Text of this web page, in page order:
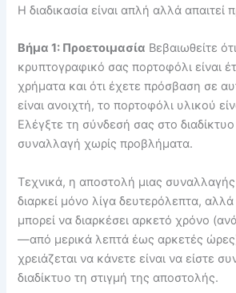
Η διαδικασία είναι απλή αλλά απαιτεί
Βήμα 1: Προετοιμασία Βεβαιωθείτε
κρυπτογραφικό σας πορτοφόλι είναι
χρήματα και ότι έχετε πρόσβαση σε
είναι ανοιχτή, το πορτοφόλι υλικού
Ελέγξτε τη σύνδεσή σας στο διαδίκτυο
συναλλαγή χωρίς προβλήματα.
Τεχνικά, η αποστολή μιας συναλλαγής
διαρκεί μόνο λίγα δευτερόλεπτα,
μπορεί να διαρκέσει αρκετό χρόνο
—από μερικά λεπτά έως αρκετές
χρειάζεται να κάνετε είναι να είστε
διαδίκτυο τη στιγμή της αποστολής.